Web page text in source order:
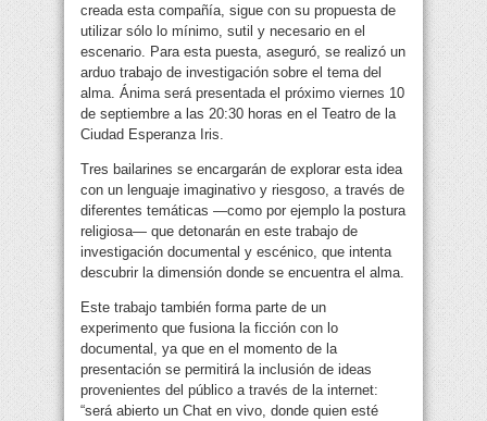
creada esta compañía, sigue con su propuesta de
utilizar sólo lo mínimo, sutil y necesario en el
escenario. Para esta puesta, aseguró, se realizó un
arduo trabajo de investigación sobre el tema del
alma. Ánima será presentada el próximo viernes 10
de septiembre a las 20:30 horas en el Teatro de la
Ciudad Esperanza Iris.
Tres bailarines se encargarán de explorar esta idea
con un lenguaje imaginativo y riesgoso, a través de
diferentes temáticas —como por ejemplo la postura
religiosa— que detonarán en este trabajo de
investigación documental y escénico, que intenta
descubrir la dimensión donde se encuentra el alma.
Este trabajo también forma parte de un
experimento que fusiona la ficción con lo
documental, ya que en el momento de la
presentación se permitirá la inclusión de ideas
provenientes del público a través de la internet:
“será abierto un Chat en vivo, donde quien esté